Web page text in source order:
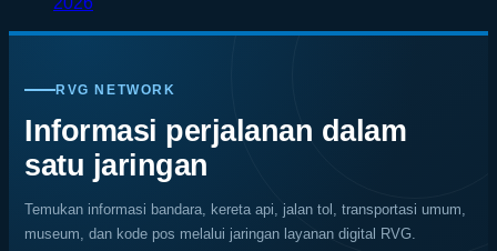
Ubud
Cara
Pemandangan
Kiblat
Nasional,
Indonesia
Coffee
Expo
(ICX)
2026
Siap
Hadir
di
on
Migas
Jemput
Bola,
Pelaku
Usaha
Serbu
Layanan
CIVD
dan
RVG NETWORK
Informasi perjalanan dalam
satu jaringan
Temukan informasi bandara, kereta api, jalan tol, transportasi umum,
museum, dan kode pos melalui jaringan layanan digital RVG.